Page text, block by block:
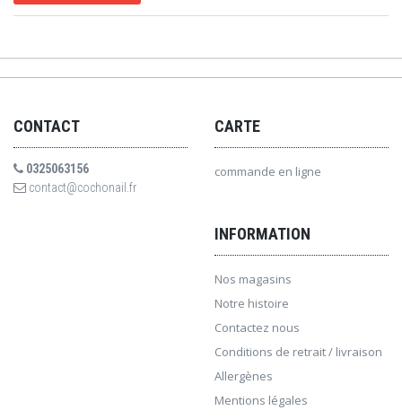
CONTACT
0325063156
contact@cochonail.fr
CARTE
commande en ligne
INFORMATION
Nos magasins
Notre histoire
Contactez nous
Conditions de retrait / livraison
Allergènes
Mentions légales